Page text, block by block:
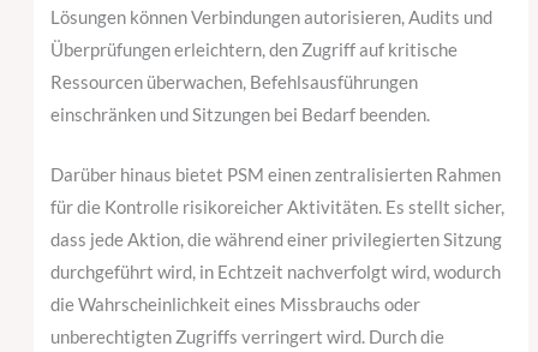
Lösungen können Verbindungen autorisieren, Audits und
Überprüfungen erleichtern, den Zugriff auf kritische
Ressourcen überwachen, Befehlsausführungen
einschränken und Sitzungen bei Bedarf beenden.
Darüber hinaus bietet PSM einen zentralisierten Rahmen
für die Kontrolle risikoreicher Aktivitäten. Es stellt sicher,
dass jede Aktion, die während einer privilegierten Sitzung
durchgeführt wird, in Echtzeit nachverfolgt wird, wodurch
die Wahrscheinlichkeit eines Missbrauchs oder
unberechtigten Zugriffs verringert wird. Durch die